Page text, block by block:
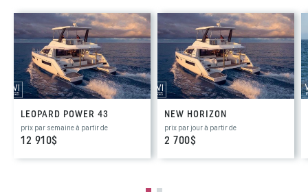
LEOPARD POWER 43
prix par semaine à partir de
12 910$
NEW HORIZON
prix par jour à partir de
2 700$